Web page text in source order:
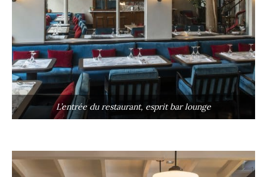
L’entrée du restaurant, esprit bar lounge